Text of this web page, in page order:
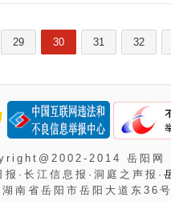
29 30 31 32
2014 岳阳
报·长江信息报·洞庭之声报·
湖南省岳阳市岳阳大道东